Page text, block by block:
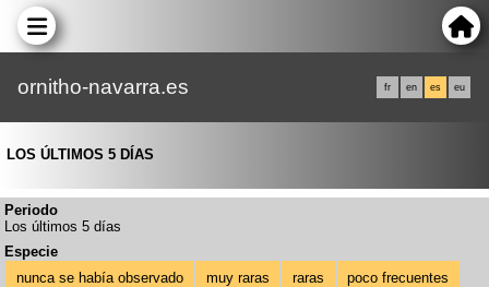
ornitho-navarra.es fr en es eu
LOS ÚLTIMOS 5 DÍAS
Periodo
Los últimos 5 días
Especie
nunca se había observado
muy raras raras poco frecuentes